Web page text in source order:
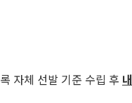
자체 선발 기준 수립 후